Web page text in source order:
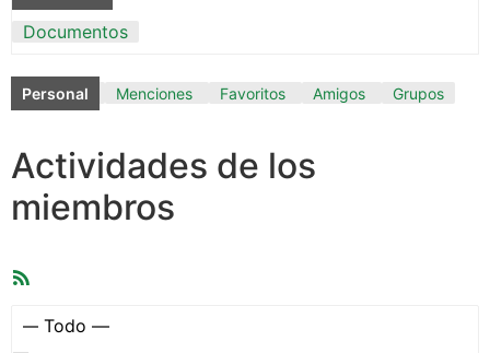
Documentos
Personal Menciones Favoritos Amigos Grupos
Actividades de los
miembros
Mostrar: